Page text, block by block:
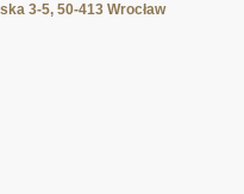
3-5, 50-413 Wrocław